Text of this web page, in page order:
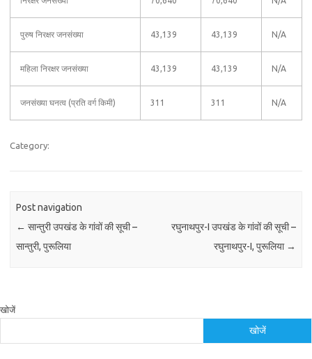
पुरुष निरक्षर जनसंख्या 43,139 43,139 N/A
महिला निरक्षर जनसंख्या 43,139 43,139 N/A
जनसंख्या घनत्व (प्रति वर्ग किमी) 311 311 N/A
Category:
Post navigation
← सान्तुरी उपखंड के गांवों की सूची –
सान्तुरी, पुरूलिया
रघुनाथपुर-I उपखंड के गांवों की सूची –
रघुनाथपुर-I, पुरूलिया →
खोजें
खोजें